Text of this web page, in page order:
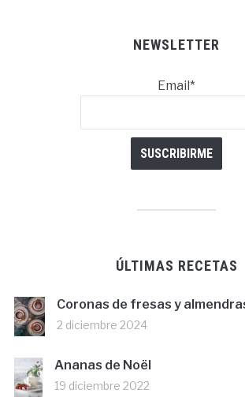
NEWSLETTER
Email*
ÚLTIMAS RECETAS
Coronas de fresas y
2 diciembre 2024
Ananas de Noël
19 diciembre 2022